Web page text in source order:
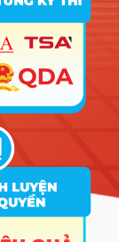
DGNLQGHN